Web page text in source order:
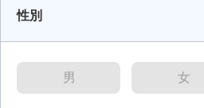
性別
男 女